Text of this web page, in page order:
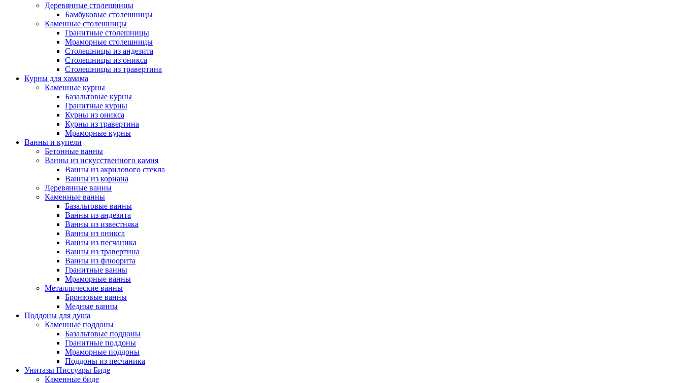
Деревянные столешницы
Бамбуковые столешницы
Каменные столешницы
Гранитные столешницы
Мраморные столешницы
Столешницы из андезита
Столешницы из оникса
Столешницы из травертина
Курны для хамама
Каменные курны
Базальтовые курны
Гранитные курны
Курны из оникса
Курны из травертина
Мраморные курны
Ванны и купели
Бетонные ванны
Ванны из искусственного камня
Ванны из акрилового стекла
Ванны из кориана
Деревянные ванны
Каменные ванны
Базальтовые ванны
Ванны из андезита
Ванны из известняка
Ванны из оникса
Ванны из песчаника
Ванны из травертина
Ванны из флюорита
Гранитные ванны
Мраморные ванны
Металлические ванны
Бронзовые ванны
Медные ванны
Поддоны для душа
Каменные поддоны
Базальтовые поддоны
Гранитные поддоны
Мраморные поддоны
Поддоны из песчаника
Унитазы Писсуары Биде
Каменные биде